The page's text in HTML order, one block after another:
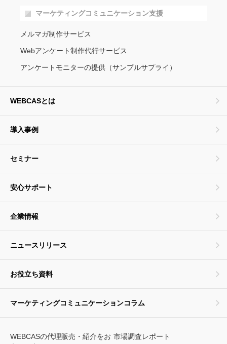
マーケティングコミュニケーション支援
メルマガ制作サービス
Webアンケート制作代行サービス
アンケートモニターの提供（サンプルサプライ）
WEBCASとは
導入事例
セミナー
安心サポート
企業情報
ニュースリリース
お役立ち資料
マーケティングコミュニケーションコラム
WEBCASの代理販売・紹介をお 市場調査レポート